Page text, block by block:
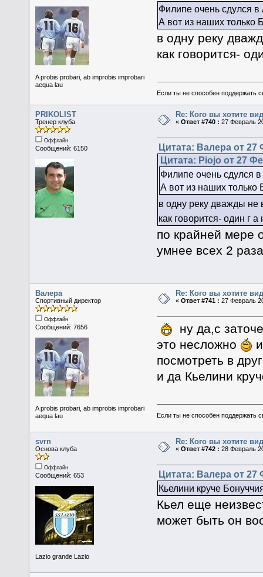
A probis probari, ab improbis improbari
aequa lau
Филипе очень сдулся
А вот из наших только
в одну реку
как говорится-
Если ты не способен поддержать
PRIKOLIST
Тренер клуба
Оффлайн
Сообщений: 6150
Re: Кого вы хотите
«Ответ #740 : 27 Февраль
Цитата: Валера от 27
Цитата: Piojo от 27
Филипе очень сдулся
А вот из наших только
в одну реку дважды не
как говорится- один г
по крайней мере
умнее всех 2
Валера
Спортивный директор
Оффлайн
Сообщений: 7656
A probis probari, ab improbis improbari
aequa lau
Re: Кого вы хотите
«Ответ #741 : 27 Февраль
ну да,с
это несложно
посмотреть в
и да Кьелини
Если ты не способен поддержать
svrn
Основа клуба
Оффлайн
Сообщений: 653
Lazio grande Lazio
Re: Кого вы хотите
«Ответ #742 : 28 Февраль
Цитата: Валера от 27
Кьелини круче
Кьел еще
может быть он